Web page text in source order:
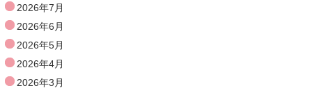
2026年7月
2026年6月
2026年5月
2026年4月
2026年3月